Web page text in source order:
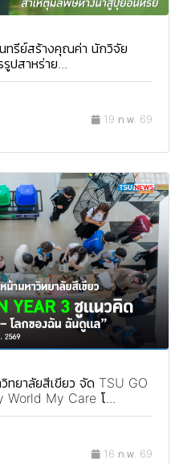
ทรีย์สร้างคุณค่า นักวิจัย
สาหร่าย...
19 ก.พ. 69
ทยาลัยสีเขียว จัด TSU GO
World My Care โ...
16 ก.พ. 69